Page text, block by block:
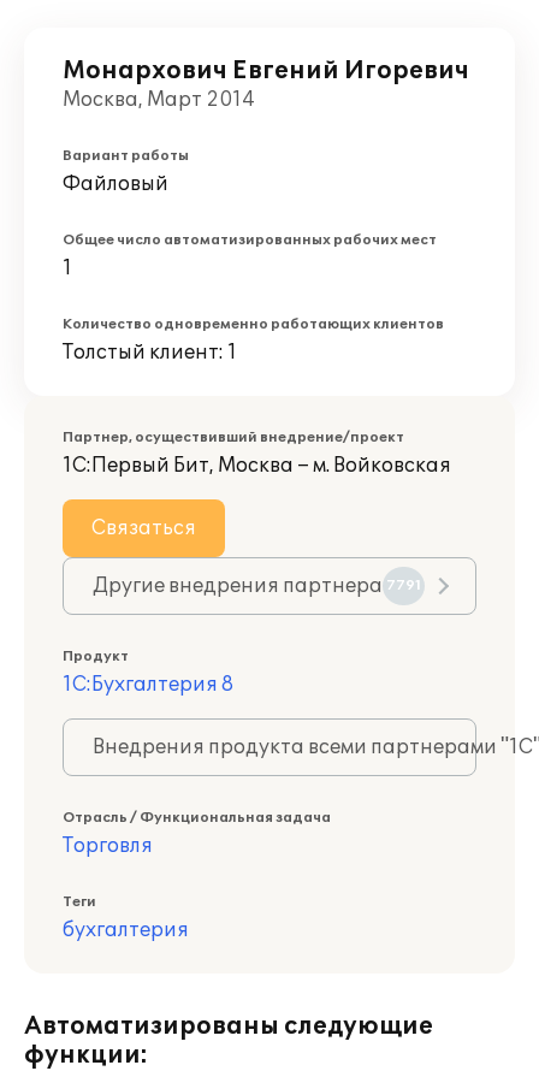
Монархович Евгений Игоревич
Москва, Март 2014
Вариант работы
Файловый
Общее число автоматизированных рабочих мест
1
Количество одновременно работающих клиентов
Толстый клиент: 1
Партнер, осуществивший внедрение/проект
1С:Первый Бит, Москва – м. Войковская
Связаться
Другие внедрения партнера 7791
Продукт
1С:Бухгалтерия 8
Внедрения продукта всеми партнерами
Отрасль / Функциональная задача
Торговля
Теги
бухгалтерия
Автоматизированы следующие
функции: